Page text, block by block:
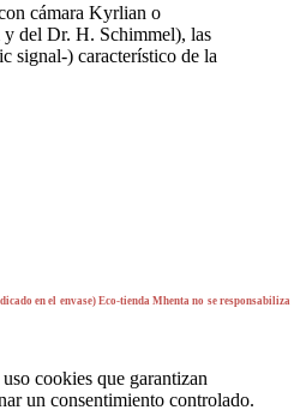
cámara Kyrlian o
y del Dr. H. Schimmel), las
signal-) característico de la
en el envase) Eco-tienda Mhenta no se responsabiliza
cookies que garantizan
un consentimiento controlado.